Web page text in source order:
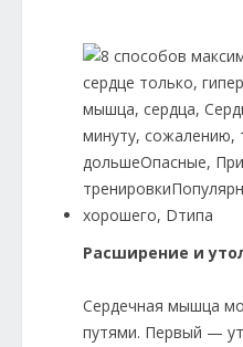
Расширение и
Сердечная мышца
путями. Первый —